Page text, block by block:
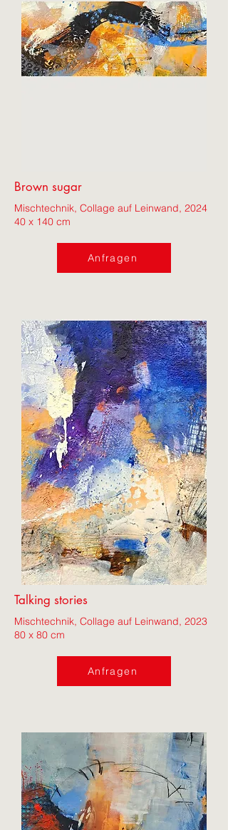
Brown sugar
Mischtechnik, Collage auf Leinwand, 2024
40 x 140 cm
Anfragen
Talking stories
Mischtechnik, Collage auf Leinwand, 2023
80 x 80 cm
Anfragen